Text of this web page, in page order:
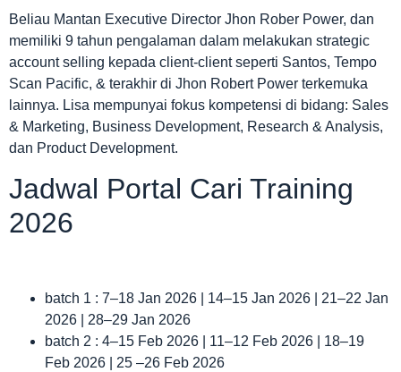
Beliau Mantan Executive Director Jhon Rober Power, dan
memiliki 9 tahun pengalaman dalam melakukan strategic
account selling kepada client-client seperti Santos, Tempo
Scan Pacific, & terakhir di Jhon Robert Power terkemuka
lainnya. Lisa mempunyai fokus kompetensi di bidang: Sales
& Marketing, Business Development, Research & Analysis,
dan Product Development.
Jadwal Portal Cari Training
2026
batch 1 : 7–18 Jan 2026 | 14–15 Jan 2026 | 21–22 Jan
2026 | 28–29 Jan 2026
batch 2 : 4–15 Feb 2026 | 11–12 Feb 2026 | 18–19
Feb 2026 | 25 –26 Feb 2026